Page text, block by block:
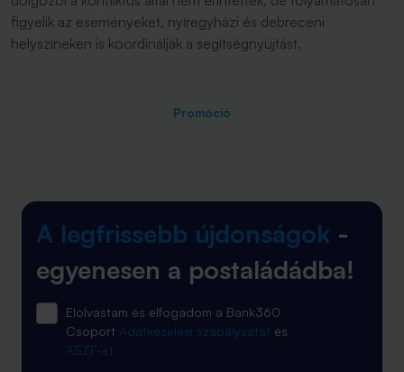
figyelik az eseményeket, nyíregyházi és debreceni
helyszíneken is koordinálják a segítségnyújtást.
Promóció
A legfrissebb újdonságok -
egyenesen a postaládádba!
Elolvastam és elfogadom a Bank360
Csoport Adatkezelési szabályzatát és
ÁSZF-ét